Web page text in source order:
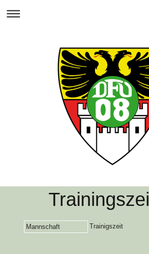
Mannschaft Trainigszeit